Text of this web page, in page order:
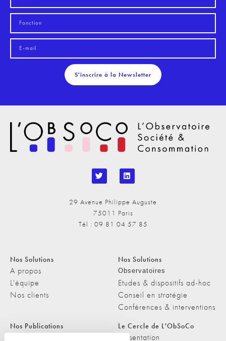
S'inscrire à la Newsletter
29 Avenue Philippe Auguste
75011 Paris
Tél : 09 81 04 57 85
Nos Solutions
A propos
L'équipe
Nos clients
Nos Solutions
Observatoires
Etudes & dispositifs ad-hoc
Conseil en stratégie
Conférences & interventions
Nos Publications Le Cercle de L'ObSoCo
Présentation